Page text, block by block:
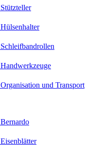
Stützteller
Hülsenhalter
Schleifbandrollen
Handwerkzeuge
Organisation und Transport
Bernardo
Eisenblätter